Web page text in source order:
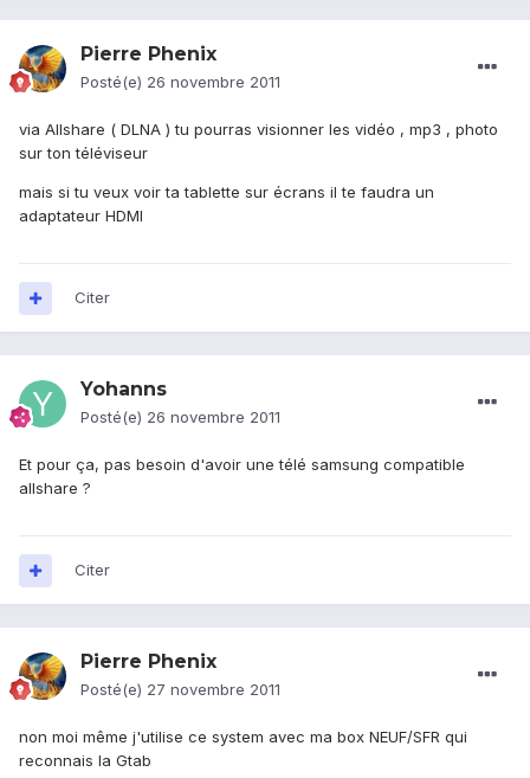
Pierre Phenix
Posté(e) 26 novembre 2011
via Allshare ( DLNA ) tu pourras visionner les vidéo , mp3 , photo
sur ton téléviseur
mais si tu veux voir ta tablette sur écrans il te faudra un
adaptateur HDMI
Citer
Yohanns
Posté(e) 26 novembre 2011
Et pour ça, pas besoin d'avoir une télé samsung compatible
allshare ?
Citer
Pierre Phenix
Posté(e) 27 novembre 2011
non moi même j'utilise ce system avec ma box NEUF/SFR qui
reconnais la Gtab